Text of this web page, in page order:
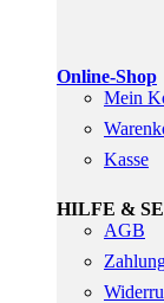
Online-Shop
Mein
Kasse
HILFE &
AGB